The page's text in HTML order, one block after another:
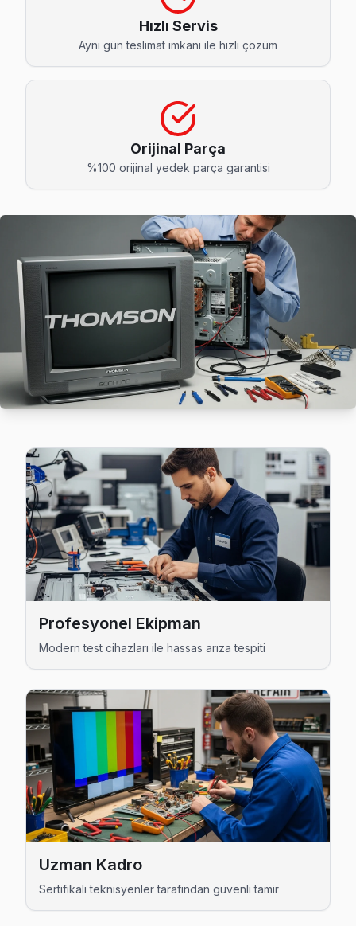
Aydınlı OSB Thomson Servis
Thomson TV'nizin Aydınlı OSB adresine gelen ekibimiz
Aydıntepe Thomson Servis
Aydıntepe'de Thomson TV ses ama görüntü yok
Thomson Servis Merkezi →
Cami Thomson Servis
Tuzla'da Cami mahallesi için Thomson TV fiyat teklifi
Tuzla TV Servis Merkezi →
Evliya Çelebi Thomson Servis
Thomson TV'de T-Con kart arızası Evliya Çelebi
Evliya Çelebi Thomson Anakart Tamiri →
Fatih Thomson Servis
Fatih bölgesindeki Thomson kullanıcıları için haftanın 7
Fatih Thomson Anakart Tamiri →
İçmeler sakinleri için Thomson TV tamir hizmetimiz: teşhis
İçmeler Thomson Anakart Tamiri →
İstasyon Thomson Servis
İstasyon sakinlerine özel: Thomson TV tamirinde parça
Thomson Servis Merkezi →
Mescit semtindeki Thomson TV sorunları için kapıya
Mescit Thomson Anakart Tamiri →
Mimar Sinan Thomson Servis
Thomson marka TV'niz Mimar Sinan'de çalışmıyorsa
Tuzla TV Servis Merkezi →
Orhanlı Thomson Servis
Orhanlı mahallesi Thomson TV servisi için ön
Thomson Servis Merkezi →
Postane Thomson Servis
Hızlı Servis
Aynı gün teslimat imkanı ile hızlı çözüm
Orijinal Parça
%100 orijinal yedek parça garantisi
Profesyonel Ekipman
Modern test cihazları ile hassas arıza tespiti
Uzman Kadro
Sertifikalı teknisyenler tarafından güvenli tamir